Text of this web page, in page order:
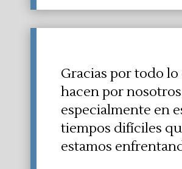
Gracias por todo lo
hacen por
especialmente en
tiempos difíciles
estamos